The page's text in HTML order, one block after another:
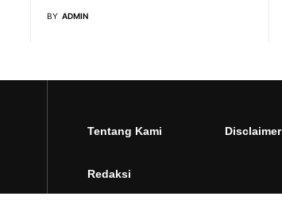
BY ADMIN
Tentang Kami Disclaimer
Redaksi